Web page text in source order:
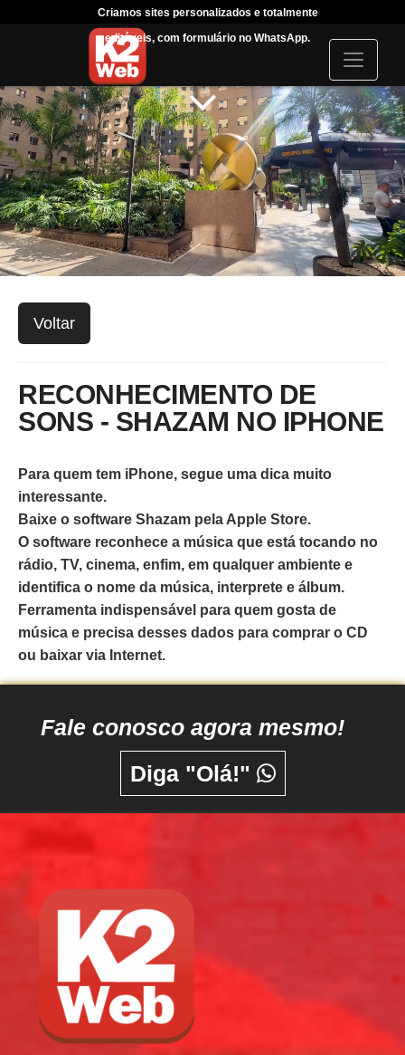
Criamos sites personalizados e totalmente
editáveis, com formulário no WhatsApp.
I
c
o
n
Voltar
RECONHECIMENTO DE
SONS - SHAZAM NO IPHONE
Para quem tem iPhone, segue uma dica muito
interessante.
Baixe o software Shazam pela Apple Store.
O software reconhece a música que está tocando no
rádio, TV, cinema, enfim, em qualquer ambiente e
identifica o nome da música, interprete e álbum.
Ferramenta indispensável para quem gosta de
música e precisa desses dados para comprar o CD
ou baixar via Internet.
Fale conosco agora mesmo!
Diga "Olá!"